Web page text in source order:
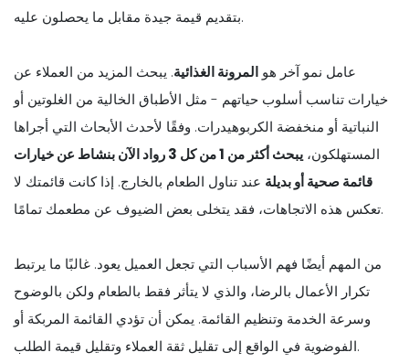
بتقديم قيمة جيدة مقابل ما يحصلون عليه.
عامل نمو آخر هو المرونة الغذائية. يبحث المزيد من العملاء عن
خيارات تناسب أسلوب حياتهم - مثل الأطباق الخالية من الغلوتين أو
النباتية أو منخفضة الكربوهيدرات. وفقًا لأحدث الأبحاث التي أجراها
المستهلكون،
يبحث أكثر من 1 من كل 3 رواد الآن بنشاط عن خيارات
قائمة صحية أو بديلة عند تناول الطعام بالخارج. إذا كانت قائمتك لا
تعكس هذه الاتجاهات، فقد يتخلى بعض الضيوف عن مطعمك تمامًا.
من المهم أيضًا فهم الأسباب التي تجعل العميل يعود. غالبًا ما يرتبط
تكرار الأعمال بالرضا، والذي لا يتأثر فقط بالطعام ولكن بالوضوح
وسرعة الخدمة وتنظيم القائمة. يمكن أن تؤدي القائمة المربكة أو
الفوضوية في الواقع إلى تقليل ثقة العملاء وتقليل قيمة الطلب.